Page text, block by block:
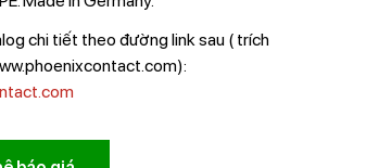
chi tiết theo đường link sau ( trích